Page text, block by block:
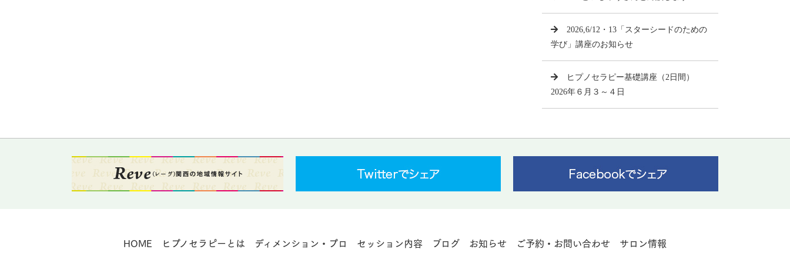
2026,6/12・13「スターシードのための
学び」講座のお知らせ
ヒプノセラピー基礎講座（2日間）
2026年６月３～４日
HOME ヒプノセラピーとは ディメンション・プロ セッション内容 ブログ お知らせ ご予約・お問い合わせ サロン情報